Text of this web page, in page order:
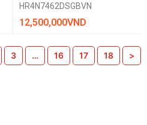
HR4N7462DSGBVN
12,500,000VND
3 … 16 17 18 >